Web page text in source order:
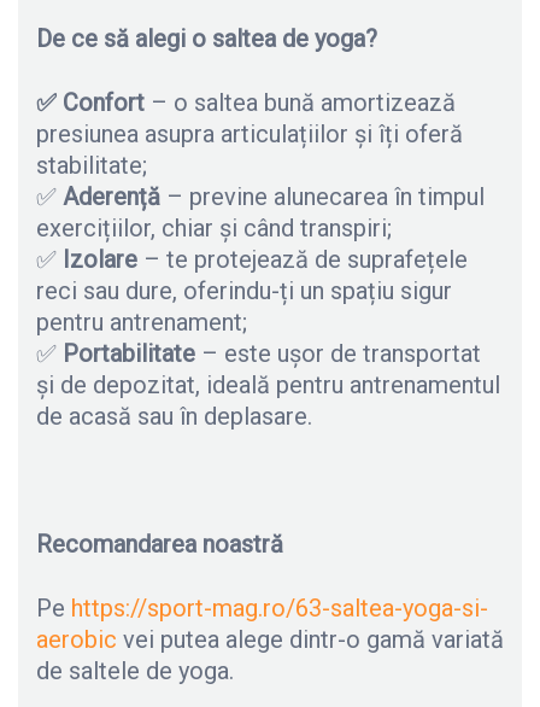
De ce să alegi o saltea de yoga?
✅ Confort – o saltea bună amortizează
presiunea asupra articulațiilor și îți oferă
stabilitate;
✅ Aderență – previne alunecarea în timpul
exercițiilor, chiar și când transpiri;
✅ Izolare – te protejează de suprafețele
reci sau dure, oferindu-ți un spațiu sigur
pentru antrenament;
✅ Portabilitate – este ușor de transportat
și de depozitat, ideală pentru antrenamentul
de acasă sau în deplasare.
Recomandarea noastră
Pe https://sport-mag.ro/63-saltea-yoga-si-
aerobic vei putea alege dintr-o gamă variată
de saltele de yoga.